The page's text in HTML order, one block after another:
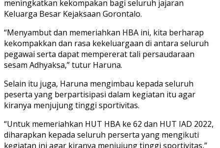
meningkatkan kekompakan bagi seluruh jajaran
Keluarga Besar Kejaksaan Gorontalo.
“Menyambut dan memeriahkan HBA ini, kita berharap
kekompakkan dan rasa kekeluargaan di antara seluruh
pegawai serta dapat mempererat tali persaudaraan
sesam Adhyaksa,” tutur Haruna.
Selain itu juga, Haruna mengimbau kepada seluruh
peserta yang berpartisipasi dalam kegiatan itu agar
kiranya menjujung tinggi sportivitas.
“Untuk memeriahkan HUT HBA ke 62 dan HUT IAD 2022,
diharapkan kepada seluruh perserta yang mengikuti
kegiatan ini agar kiranya menjujung tinggi sportivitas,”